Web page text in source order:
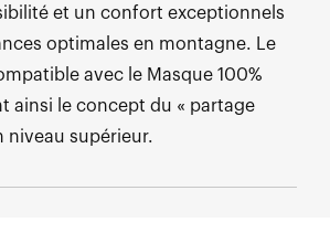
et un confort exceptionnels
optimales en montagne. Le
avec le Masque 100%
ainsi le concept du « partage
niveau supérieur.